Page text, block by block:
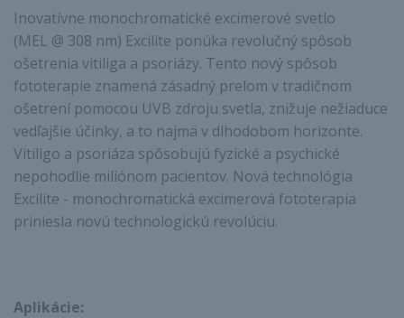
Inovatívne monochromatické excimerové svetlo
(MEL @ 308 nm) Excilite ponúka revolučný spôsob
ošetrenia vitiliga a psoriázy. Tento nový spôsob
fototerapie znamená zásadný prelom v tradičnom
ošetrení pomocou UVB zdroju svetla, znižuje nežiaduce
vedľajšie účinky, a to najmä v dlhodobom horizonte.
Vitiligo a psoriáza spôsobujú fyzické a psychické
nepohodlie miliónom pacientov. Nová technológia
Excilite - monochromatická excimerová fototerapia
priniesla novú technologickú revolúciu.
Aplikácie: